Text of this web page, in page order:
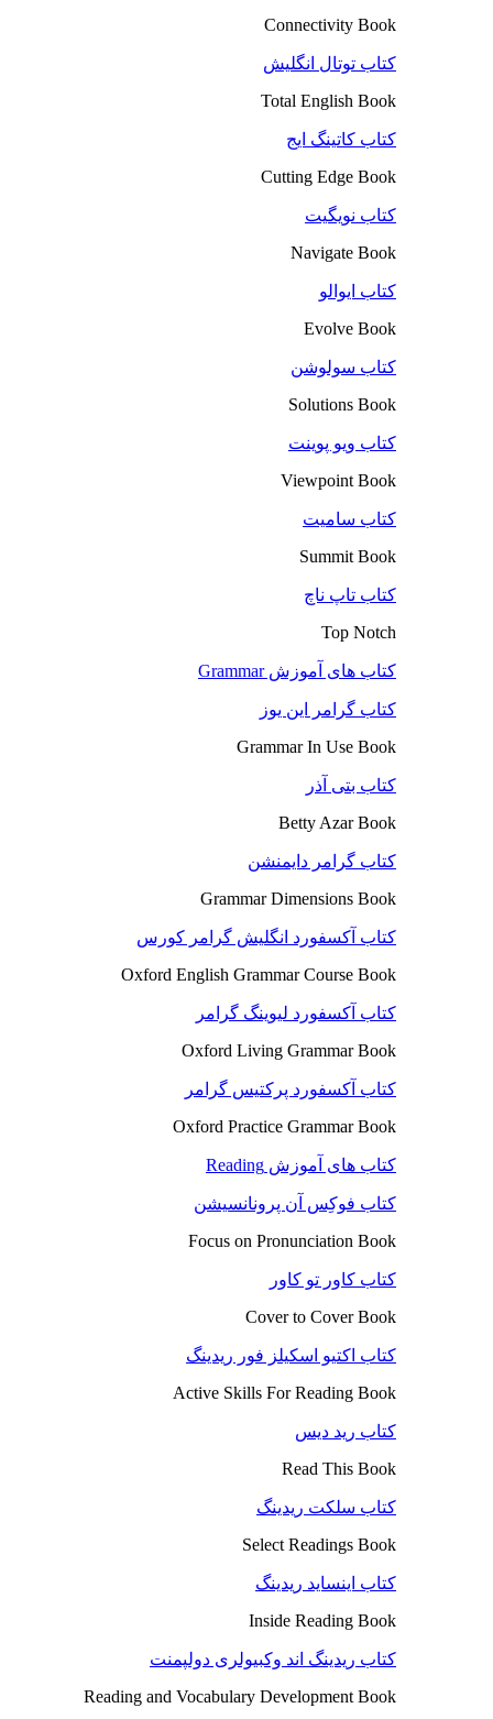
Connectivity Book
کتاب توتال انگلیش
Total English Book
کتاب کاتینگ ایج
Cutting Edge Book
کتاب نویگیت
Navigate Book
کتاب ایوالو
Evolve Book
کتاب سولوشن
Solutions Book
کتاب ویو پوینت
Viewpoint Book
کتاب سامیت
Summit Book
کتاب تاپ ناچ
Top Notch
کتاب های آموزش Grammar
کتاب گرامر این یوز
Grammar In Use Book
کتاب بتی آذر
Betty Azar Book
کتاب گرامر دایمنشن
Grammar Dimensions Book
کتاب آکسفورد انگلیش گرامر کورس
Oxford English Grammar Course Book
کتاب آکسفورد لیوینگ گرامر
Oxford Living Grammar Book
کتاب آکسفورد پرکتیس گرامر
Oxford Practice Grammar Book
کتاب های آموزش Reading
کتاب فوکِس آن پرونانسیشن
Focus on Pronunciation Book
کتاب کاور تو کاور
Cover to Cover Book
کتاب اکتیو اسکیلز فور ریدینگ
Active Skills For Reading Book
کتاب رید دیس
Read This Book
کتاب سلکت ریدینگ
Select Readings Book
کتاب اینساید ریدینگ
Inside Reading Book
کتاب ریدینگ اند وکبیولری دولپمنت
Reading and Vocabulary Development Book